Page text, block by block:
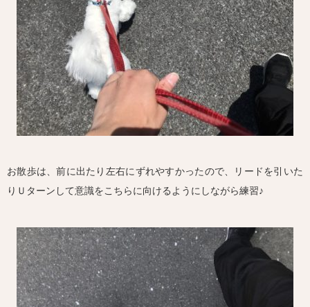
お散歩は、前に出たり左右にずれやすかったので、リードを引いた
りＵターンして意識をこちらに向けるようにしながら練習♪